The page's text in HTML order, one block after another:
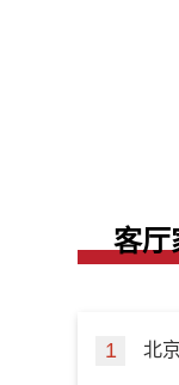
客厅
北